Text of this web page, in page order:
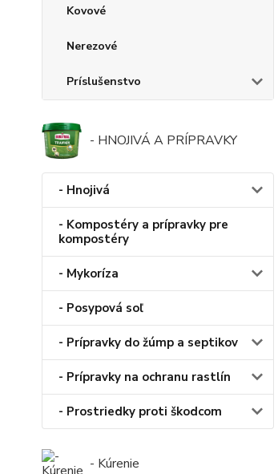
Kovové
Nerezové
Príslušenstvo
- HNOJIVÁ A PRÍPRAVKY
- Hnojivá
- Kompostéry a prípravky pre
kompostéry
- Mykoríza
- Posypová soľ
- Prípravky do žúmp a septikov
- Prípravky na ochranu rastlín
- Prostriedky proti škodcom
- Kúrenie